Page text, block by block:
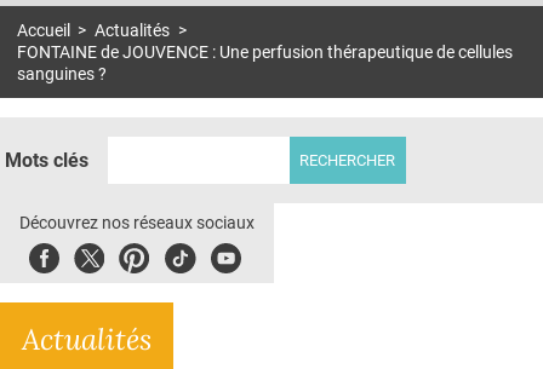
S'ABONNER À LA REVUE SOIN À DOMICILE
ACTUS
E-REVUE SAD
THÉMA
Accueil > Actualités >
FONTAINE de JOUVENCE : Une perfusion thérapeutique de cellules
sanguines ?
Mots clés
Découvrez nos réseaux sociaux
FacebookTwitterPinterest
TiktokYoubute
Actualités